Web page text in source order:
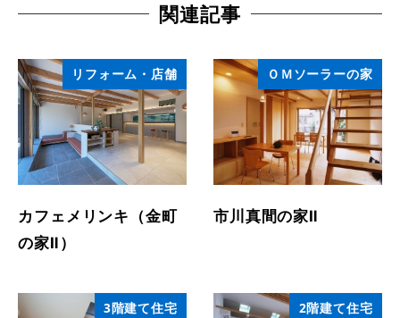
関連記事
リフォーム・店舗
カフェメリンキ（金町
の家Ⅱ）
ＯＭソーラーの家
市川真間の家Ⅱ
3階建て住宅 2階建て住宅